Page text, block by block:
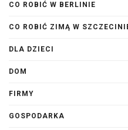
CO ROBIĆ W BERLINIE
CO ROBIĆ ZIMĄ W
DLA DZIECI
DOM
FIRMY
GOSPODARKA